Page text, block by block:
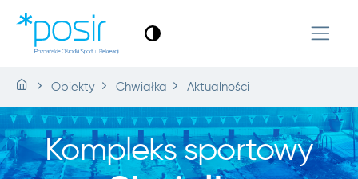
Obiekty Chwiałka Aktualności
Kompleks sportowy